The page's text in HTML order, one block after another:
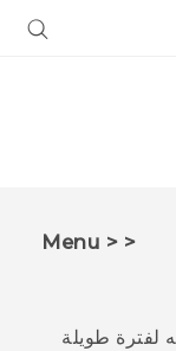
< < Menu
لفترة طويلة